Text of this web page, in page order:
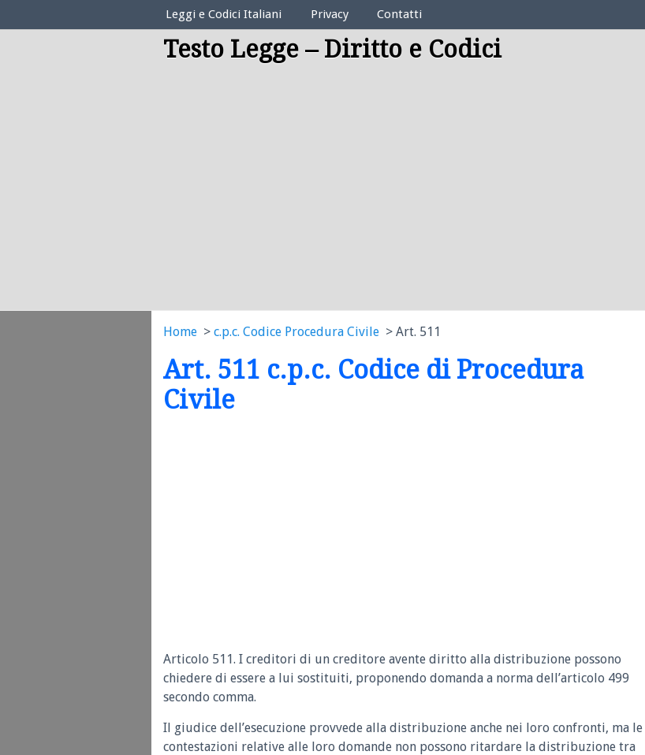
Elenco Codici Legali
Leggi e Codici Italiani Privacy Contatti
Testo Legge – Diritto e Codici
Home c.p.c. Codice Procedura Civile Art. 511
Art. 511 c.p.c. Codice di Procedura
Civile
Articolo 511. I creditori di un creditore avente diritto alla distribuzione possono
chiedere di essere a lui sostituiti, proponendo domanda a norma dell’articolo 499
secondo comma.
Il giudice dell’esecuzione provvede alla distribuzione anche nei loro confronti, ma le
contestazioni relative alle loro domande non possono ritardare la distribuzione tra